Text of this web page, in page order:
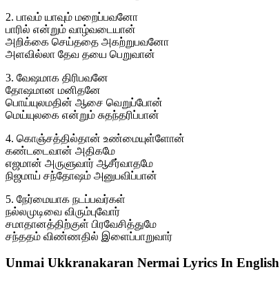
2. பாவம் யாவும் மறைப்பவனோ
பாரில் என்றும் வாழ்வடையான்
அறிக்கை செய்ததை அகற்றுபவனோ
அளவில்லா தேவ தயை பெறுவான்
3. வேஷமாக திரிபவனே
தோஷமான மனிதனே
பொய்யுலமதின் ஆசை வெறுப்போன்
மெய்யுலகை என்றும் சுதந்தரிப்பான்
4. கொஞ்சத்தில்தான் உண்மையுள்ளோன்
கண்டடைவான் அதிகமே
எஜமான் அருளுவார் ஆசீர்வாதமே
நிஜமாய் சந்தோஷம் அனுபவிப்பான்
5. நேர்மையாக நடப்பவர்கள்
நல்லமுடிவை விரும்புவோர்
சமாதானத்திற்குள் பிரவேசித்துமே
சந்ததம் விண்ணதில் இளைப்பாறுவார்
Unmai Ukkranakaran Nermai Lyrics In English